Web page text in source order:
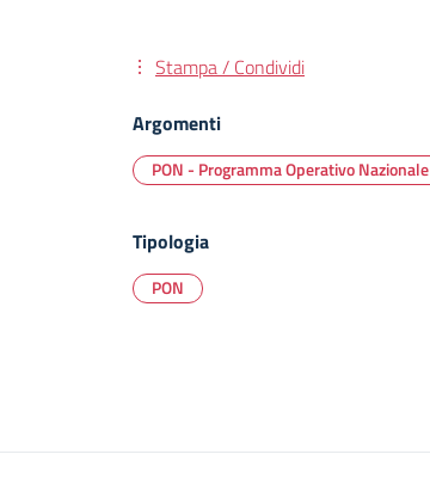
Stampa / Condividi
Argomenti
PON - Programma Operativo Nazionale
Tipologia
PON